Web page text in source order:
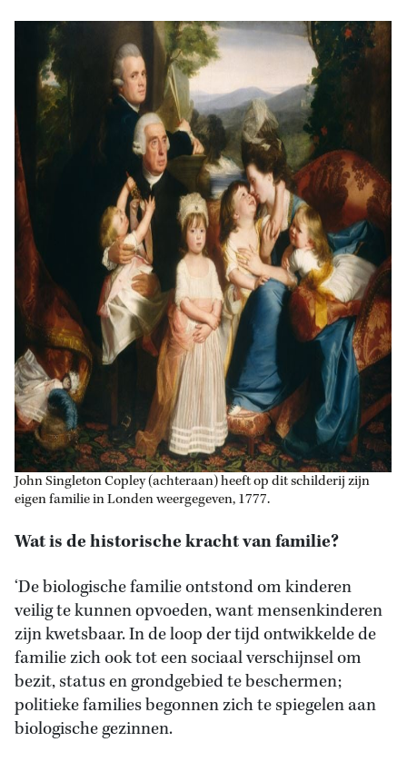
John Singleton Copley (achteraan) heeft op dit schilderij zijn
eigen familie in Londen weergegeven, 1777.
Wat is de historische kracht van familie?
‘De biologische familie ontstond om kinderen
veilig te kunnen opvoeden, want mensenkinderen
zijn kwetsbaar. In de loop der tijd ontwikkelde de
familie zich ook tot een sociaal verschijnsel om
bezit, status en grondgebied te beschermen;
politieke families begonnen zich te spiegelen aan
biologische gezinnen.